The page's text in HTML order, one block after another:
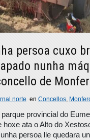
persoa cuxo
nunha
de
norte en Concellos,
provincial do
hoxe ata o Alto do
persoa lle quedara